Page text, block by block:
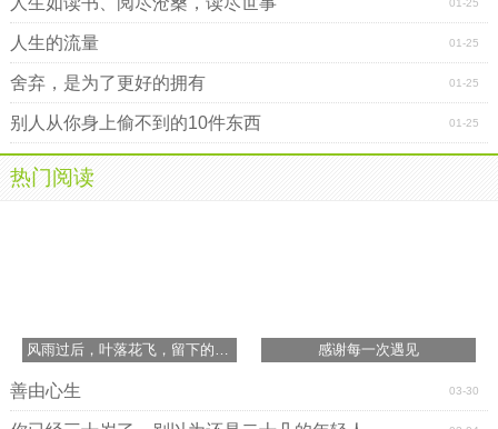
01-25
人生的流量
01-25
舍弃，是为了更好的拥有
01-25
别人从你身上偷不到的10件东西
热门阅读
感谢每一次遇见
03-30
善由心生